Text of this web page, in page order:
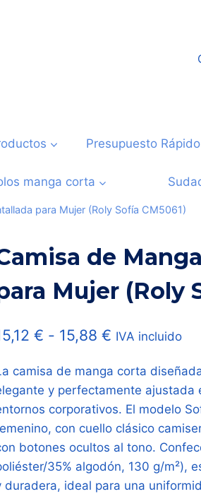
Presupuesto Rápido
manga corta
para Mujer (Roly Sofía CM5061)
de
Mujer (Roly
€ - 15,88 € Rango
precios:
desde
15,12 €
hasta
15,88 €
IVA incluido
camisa de manga corta
y perfectamente ajustada
corporativos. El modelo
con cuello clásico
botones ocultos al tono.
35% algodón, 130 g/m²),
duradera, ideal para una